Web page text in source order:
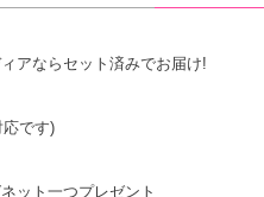
アならセット済みでお届け!
です)
ット一つプレゼント